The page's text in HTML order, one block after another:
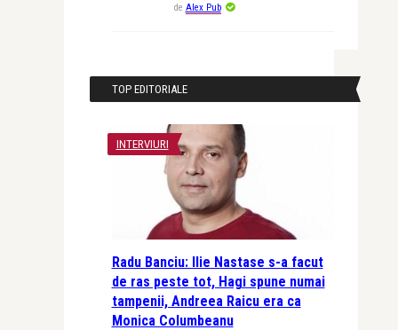
de Alex Pub
TOP EDITORIALE
INTERVIURI
Radu Banciu: Ilie Nastase s-a facut
de ras peste tot, Hagi spune numai
tampenii, Andreea Raicu era ca
Monica Columbeanu